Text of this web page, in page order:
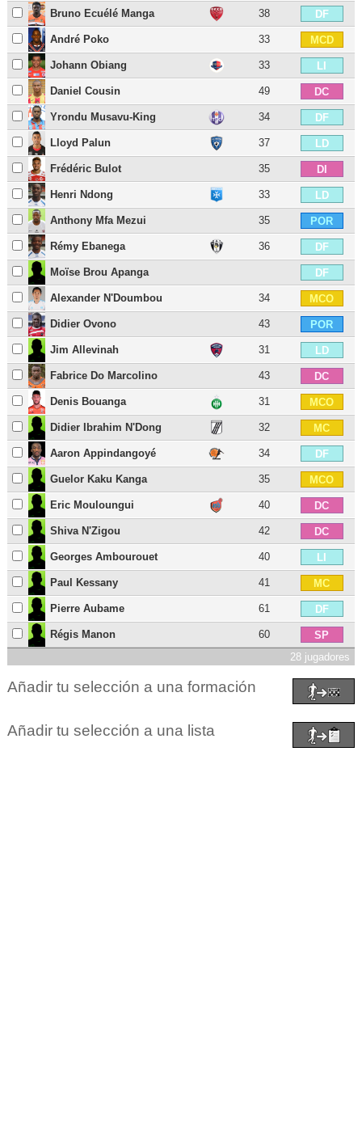
Bruno Ecuélé Manga 38 DF
André Poko 33 MCD
Johann Obiang 33 LI
Daniel Cousin 49 DC
Yrondu Musavu-King 34 DF
Lloyd Palun 37 LD
Frédéric Bulot 35 DI
Henri Ndong 33 LD
Anthony Mfa Mezui 35 POR
Rémy Ebanega 36 DF
Moïse Brou Apanga DF
Alexander N'Doumbou 34 MCO
Didier Ovono 43 POR
Jim Allevinah 31 LD
Fabrice Do Marcolino 43 DC
Denis Bouanga 31 MCO
Didier Ibrahim N'Dong 32 MC
Aaron Appindangoyé 34 DF
Guelor Kaku Kanga 35 MCO
Eric Mouloungui 40 DC
Shiva N'Zigou 42 DC
Georges Ambourouet 40 LI
Paul Kessany 41 MC
Pierre Aubame 61 DF
Régis Manon 60
SP
28 jugadores
Añadir tu selección a una formación
Añadir tu selección a una lista